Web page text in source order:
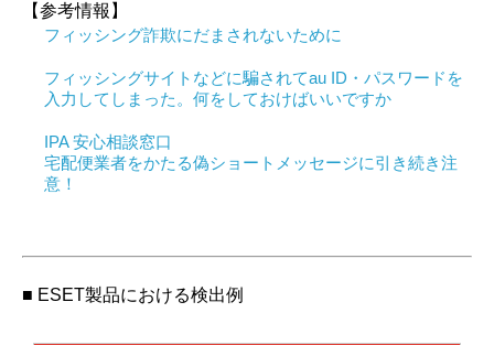
【参考情報】
フィッシング詐欺にだまされないために
フィッシングサイトなどに騙されてau ID・パスワードを
入力してしまった。何をしておけばいいですか
IPA 安心相談窓口
宅配便業者をかたる偽ショートメッセージに引き続き注
意！
■ ESET製品における検出例